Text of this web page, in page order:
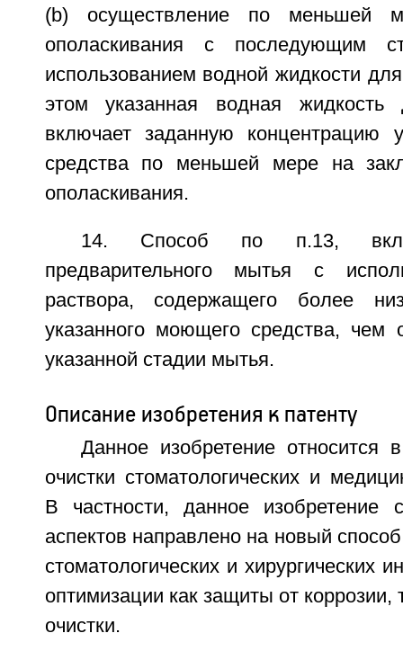
(b) осуществление по меньшей
ополаскивания с последующим
использованием водной жидкости
этом указанная водная жидкость
включает заданную концентрацию
средства по меньшей мере на
ополаскивания.
14. Способ по п.13,
предварительного мытья с
раствора, содержащего более
указанного моющего средства, чем
указанной стадии мытья.
Описание изобретения к патенту
Данное изобретение относится
очистки стоматологических и
В частности, данное изобретение
аспектов направлено на новый
стоматологических и хирургических
оптимизации как защиты от коррозии,
очистки.